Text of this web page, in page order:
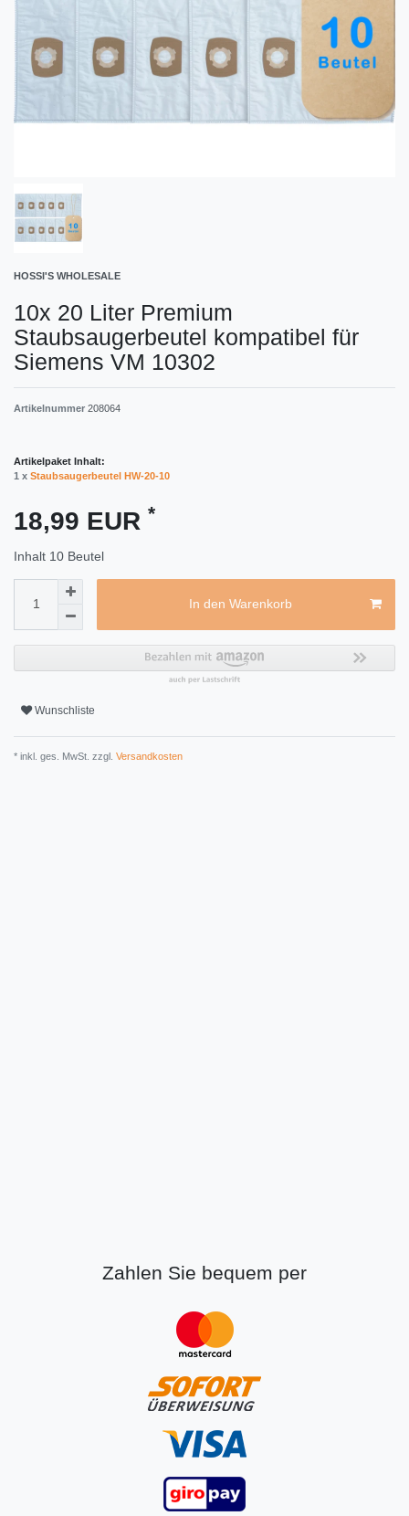
HOSSI'S WHOLESALE
10x 20 Liter Premium
Staubsaugerbeutel kompatibel für
Siemens VM 10302
Artikelnummer 208064
Artikelpaket Inhalt:
1 x Staubsaugerbeutel HW-20-10
18,99 EUR *
Inhalt 10 Beutel
In den Warenkorb
Wunschliste
* inkl. ges. MwSt. zzgl. Versandkosten
Zahlen Sie bequem per